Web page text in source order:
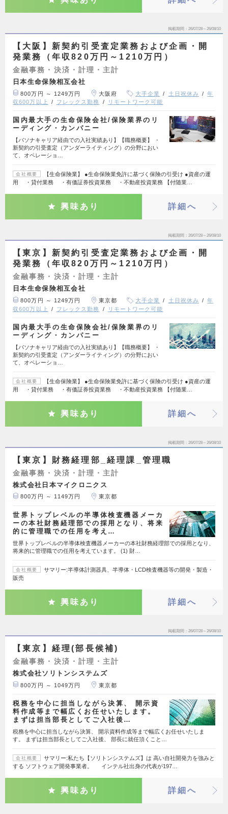
掲載期間 26/07/28～26/08/10
【大阪】新契約引受査定業務および企画・開
発業務（年収820万円～1210万円）
金融事務・決済・計理・主計
日本生命保険相互会社
800万円 ～ 1249万円 大阪府 大手企業 土日祝休み
年
収600万以上
フレックス勤務 リモートワーク可能
国内最大手の生命保険会社/保険業界のリ
ーディング・カンパニー
【パソナキャリア経由での入社実績あり】【職務概要】 ・
新契約の引受査定（アンダーライティング）の分野におい
て、オペレーショ…
会社概要
【生命保険業】 ●生命保険業免許に基づく保険の引受け ●資産の運
用 ・貸付業務 ・有価証券投資業務 ・不動産投資業務 【付随業…
興味あり 詳細へ
掲載期間 26/07/28～26/08/10
【東京】新契約引受査定業務および企画・開
発業務（年収820万円～1210万円）
金融事務・決済・計理・主計
日本生命保険相互会社
800万円 ～ 1249万円 東京都 大手企業 土日祝休み
年
収600万以上
フレックス勤務 リモートワーク可能
国内最大手の生命保険会社/保険業界のリ
ーディング・カンパニー
【パソナキャリア経由での入社実績あり】【職務概要】 ・
新契約の引受査定（アンダーライティング）の分野におい
て、オペレーショ…
会社概要
【生命保険業】 ●生命保険業免許に基づく保険の引受け ●資産の運
用 ・貸付業務 ・有価証券投資業務 ・不動産投資業務 【付随業…
興味あり 詳細へ
掲載期間 26/07/28～26/08/10
【東京】財務経理部_経理課_管理職
金融事務・決済・計理・主計
株式会社日本マイクロニクス
800万円 ～ 1149万円 東京都
世界トップレベルの半導体検査機器メーカ
ーの本社財務経理部での採用となり、将来
的に管理職での任用を考え…
世界トップレベルの半導体検査機器メーカーの本社財務経理部での採用となり、
将来的に管理職での任用を考えています。 (1) 財…
会社概要
サマリー:半導体計測器具、半導体・LCD検査機器等の開発・製造・
販売
興味あり 詳細へ
掲載期間 26/07/28～26/08/10
【東京】経理(部長候補)
金融事務・決済・計理・主計
株式会社ソリトンシステムズ
800万円 ～ 1049万円 東京都
税務を中心に担当しながら決算、 開示資
料作成等まで幅広くお任せいたします。
まずは担当部長としてご入社後…
税務を中心に担当しながら決算、 開示資料作成等まで幅広くお任せいたしま
す。 まずは担当部長としてご入社後、 部長に就任頂くこと…
会社概要
サマリー:私たち【ソリトンシステムズ】は 高い自社開発力を強みと
する ソフトウェア開発事業者。 インテル社出身の代表が197…
興味あり 詳細へ